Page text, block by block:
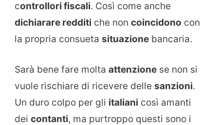
controllori fiscali. Così come anche
dichiarare redditi che non coincidono con
la propria consueta situazione bancaria.
Sarà bene fare molta attenzione se non si
vuole rischiare di ricevere delle sanzioni.
Un duro colpo per gli italiani così amanti
dei contanti, ma purtroppo questi sono i